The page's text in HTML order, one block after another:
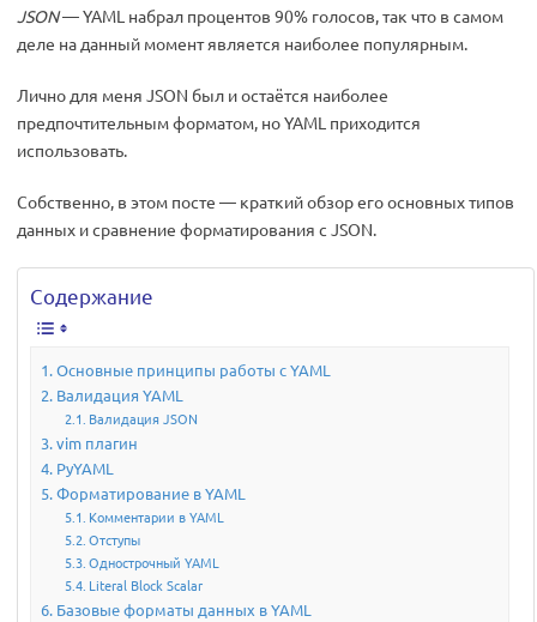
JSON— YAML набрал процентов 90% голосов, так что в самом
деле на данный момент является наиболее популярным.
Лично для меня JSON был и остаётся наиболее
предпочтительным форматом, но YAML приходится
использовать.
Собственно, в этом посте — краткий обзор его основных типов
данных и сравнение форматирования с JSON.
Содержание
Основные принципы работы с YAML
Валидация YAML
Валидация JSON
vim плагин
PyYAML
Форматирование в YAML
Комментарии в YAML
Отступы
Однострочный YAML
Literal Block Scalar
Базовые форматы данных в YAML